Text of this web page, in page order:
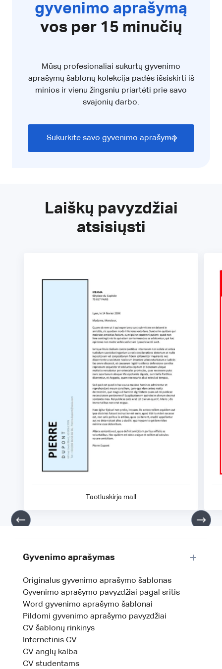
gyvenimo aprašymą
vos per 15 minučių
Mūsų profesionaliai sukurtų gyvenimo
aprašymų šablonų kolekcija padės išsiskirti iš
minios ir vienu žingsniu priartėti prie savo
svajonių darbo.
Sukurkite savo gyvenimo aprašymą
Laiškų pavyzdžiai
atsisiųsti
Taotluskirja mall
Gyvenimo aprašymas
Originalus gyvenimo aprašymo šablonas
Gyvenimo aprašymo pavyzdžiai pagal sritis
Word gyvenimo aprašymo šablonai
Pildomi gyvenimo aprašymo pavyzdžiai
CV šablonų rinkinys
Internetinis CV
CV anglų kalba
CV studentams